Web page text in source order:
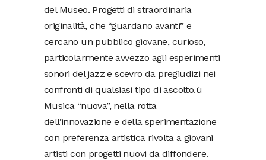
del Museo. Progetti di straordinaria
originalità, che “guardano avanti” e
cercano un pubblico giovane, curioso,
particolarmente avvezzo agli esperimenti
sonori del jazz e scevro da pregiudizi nei
confronti di qualsiasi tipo di ascolto.ù
Musica “nuova”, nella rotta
dell’innovazione e della sperimentazione
con preferenza artistica rivolta a giovani
artisti con progetti nuovi da diffondere.